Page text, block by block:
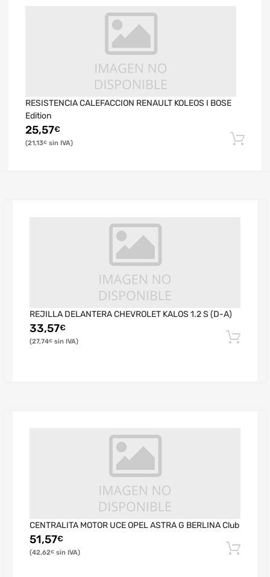
RESISTENCIA CALEFACCION RENAULT KOLEOS I BOSE
Edition
25,57€
21,13€
REJILLA DELANTERA CHEVROLET KALOS 1.2 S (D-A)
33,57€
27,74€
CENTRALITA MOTOR UCE OPEL ASTRA G BERLINA Club
51,57€
42,62€